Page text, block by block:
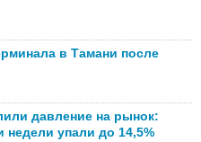
в Тамани после
давление на рынок:
недели упали до 14,5%